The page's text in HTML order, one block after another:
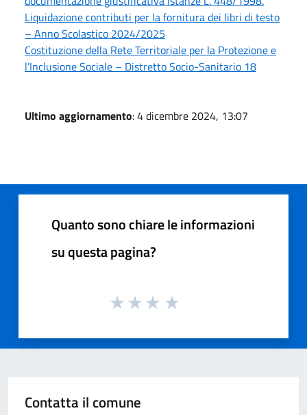
Liquidazione contributi per la fornitura dei libri di testo
– Anno Scolastico 2024/2025
Costituzione della Rete Territoriale per la Protezione e
l’Inclusione Sociale – Distretto Socio-Sanitario 18
Ultimo aggiornamento: 4 dicembre 2024, 13:07
Quanto sono chiare le informazioni
su questa pagina?
Contatta il comune